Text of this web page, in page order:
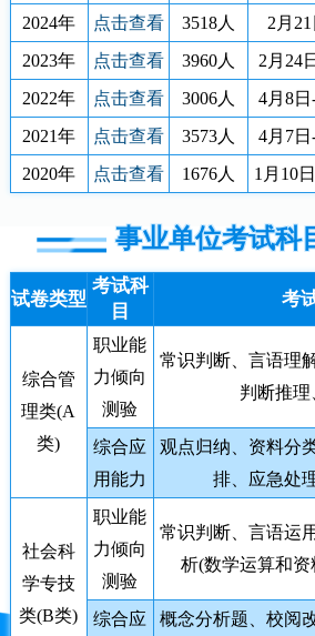
2024年
点击查看 3518人 2月21
2023年
点击查看 3960人 2月24
2022年
点击查看 3006人 4月8日
2021年
点击查看 3573人 4月7日
2020年
点击查看 1676人 1月10
事业单位考试科
试卷类型
考试科
目
考
综合管
理类(A
类)
职业能
力倾向
测验
常识判断、言语理
判断推
综合应
用能力
观点归纳、资料分
排、应急处
社会科
学专技
类(B类)
职业能
力倾向
测验
常识判断、言语运
析(数学运算和
综合应
概念分析题、校阅